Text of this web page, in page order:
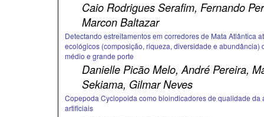
Caio Rodrigues Serafim, Fernando
Marcon Baltazar
Detectando estreitamentos em corredores de Mata Atlântica
ecológicos (composição, riqueza, diversidade e abundância)
médio e grande porte
Danielle Picão Melo, André Pereira,
Sekiama, Gilmar Neves
Copepoda Cyclopoida como bioindicadores de qualidade da
artificiais